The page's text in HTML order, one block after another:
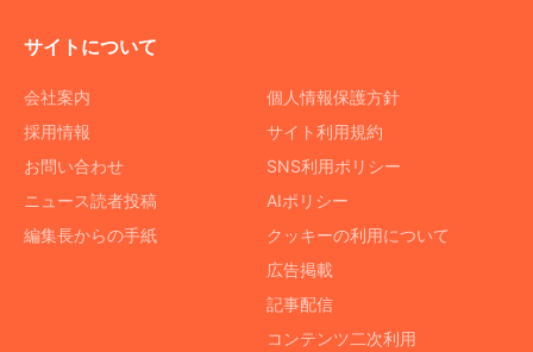
サイトについて
会社案内
採用情報
お問い合わせ
ニュース読者投稿
編集長からの手紙
個人情報保護方針
サイト利用規約
SNS利用ポリシー
AIポリシー
クッキーの利用について
広告掲載
記事配信
コンテンツ二次利用